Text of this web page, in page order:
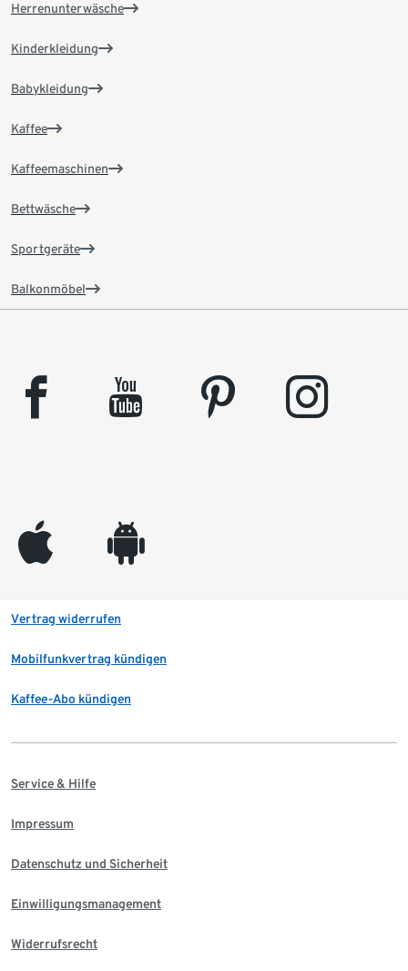
Herrenunterwäsche
Kinderkleidung
Babykleidung
Kaffee
Kaffeemaschinen
Bettwäsche
Sportgeräte
Balkonmöbel
facebook youtube pinterest instagram
appleinc android
Vertrag widerrufen
Mobilfunkvertrag kündigen
Kaffee-Abo kündigen
Service & Hilfe
Impressum
Datenschutz und Sicherheit
Einwilligungsmanagement
Widerrufsrecht